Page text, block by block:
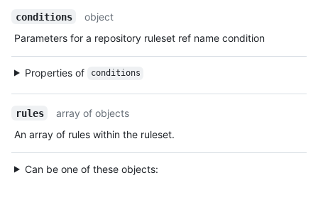
conditions
object
Parameters for a repository ruleset ref name condition
Properties of conditions
rules
array of objects
An array of rules within the ruleset.
Can be one of these objects: